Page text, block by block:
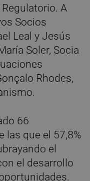
A
Socios
Leal y Jesús
Soler, Socia
Rhodes,
66
las que el 57,8%
el
el desarrollo